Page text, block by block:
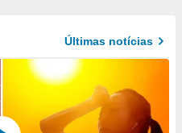
Últimas notícias